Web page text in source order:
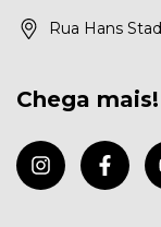
Rua Hans
Chega mais!